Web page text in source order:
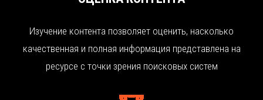
Изучение контента позволяет оценить, насколько
качественная и полная информация представлена на
ресурсе с точки зрения поисковых систем